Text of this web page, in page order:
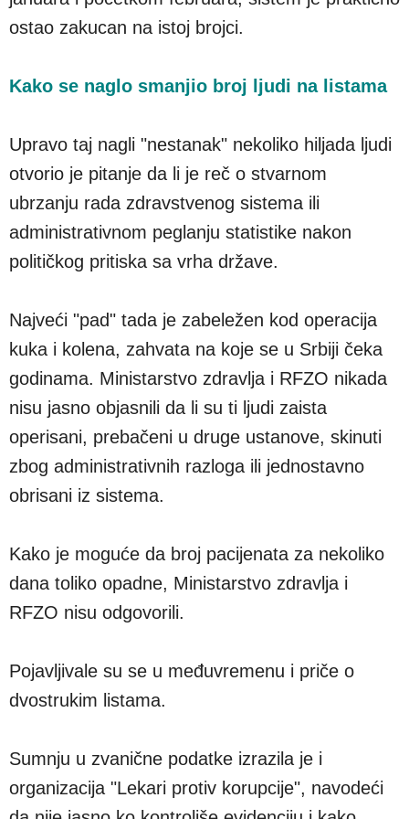
ostao zakucan na istoj brojci.
Kako se naglo smanjio broj ljudi na listama
Upravo taj nagli "nestanak" nekoliko hiljada ljudi
otvorio je pitanje da li je reč o stvarnom
ubrzanju rada zdravstvenog sistema ili
administrativnom peglanju statistike nakon
političkog pritiska sa vrha države.
Najveći "pad" tada je zabeležen kod operacija
kuka i kolena, zahvata na koje se u Srbiji čeka
godinama. Ministarstvo zdravlja i RFZO nikada
nisu jasno objasnili da li su ti ljudi zaista
operisani, prebačeni u druge ustanove, skinuti
zbog administrativnih razloga ili jednostavno
obrisani iz sistema.
Kako je moguće da broj pacijenata za nekoliko
dana toliko opadne, Ministarstvo zdravlja i
RFZO nisu odgovorili.
Pojavljivale su se u međuvremenu i priče o
dvostrukim listama.
Sumnju u zvanične podatke izrazila je i
organizacija "Lekari protiv korupcije", navodeći